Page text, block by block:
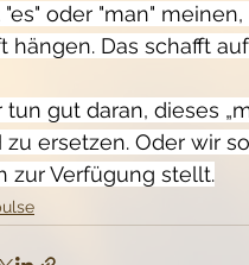
"es" oder "man"
hängen. Das schafft
tun gut daran, dieses
zu ersetzen. Oder wir
zur Verfügung stellt.